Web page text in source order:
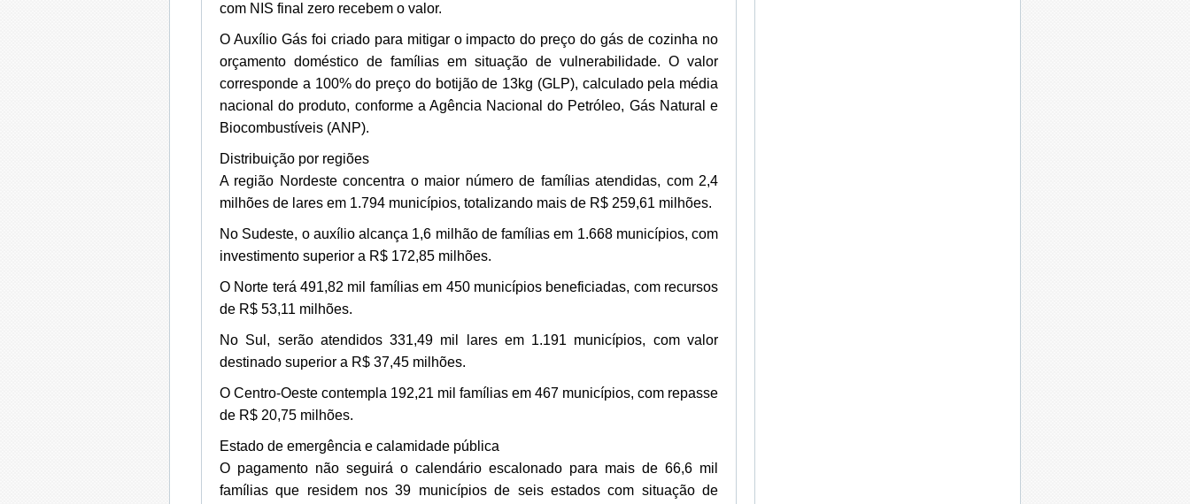
com NIS final zero recebem o valor.
O Auxílio Gás foi criado para mitigar o impacto do preço do gás de cozinha no
orçamento doméstico de famílias em situação de vulnerabilidade. O valor
corresponde a 100% do preço do botijão de 13kg (GLP), calculado pela média
nacional do produto, conforme a Agência Nacional do Petróleo, Gás Natural e
Biocombustíveis (ANP).
Distribuição por regiões
A região Nordeste concentra o maior número de famílias atendidas, com 2,4
milhões de lares em 1.794 municípios, totalizando mais de R$ 259,61 milhões.
No Sudeste, o auxílio alcança 1,6 milhão de famílias em 1.668 municípios, com
investimento superior a R$ 172,85 milhões.
O Norte terá 491,82 mil famílias em 450 municípios beneficiadas, com recursos
de R$ 53,11 milhões.
No Sul, serão atendidos 331,49 mil lares em 1.191 municípios, com valor
destinado superior a R$ 37,45 milhões.
O Centro-Oeste contempla 192,21 mil famílias em 467 municípios, com repasse
de R$ 20,75 milhões.
Estado de emergência e calamidade pública
O pagamento não seguirá o calendário escalonado para mais de 66,6 mil
famílias que residem nos 39 municípios de seis estados com situação de